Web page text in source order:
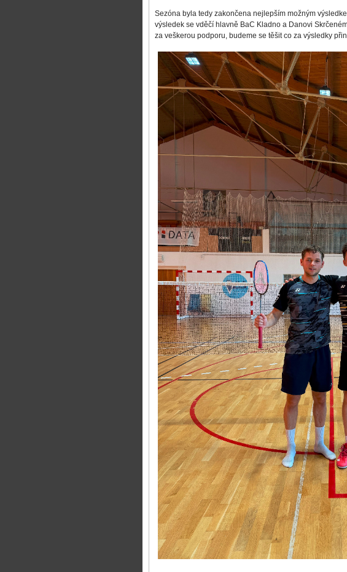
Sezóna byla tedy zakončena nejlepším možným
výsledek se vděčí hlavně BaC Kladno a Danovi
za veškerou podporu, budeme se těšit co za výsledky